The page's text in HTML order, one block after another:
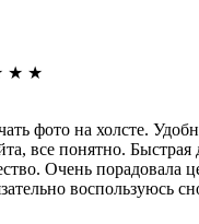
★ ★
фото на холсте.
все понятно. Быстрая
Очень порадовала
воспользуюсь